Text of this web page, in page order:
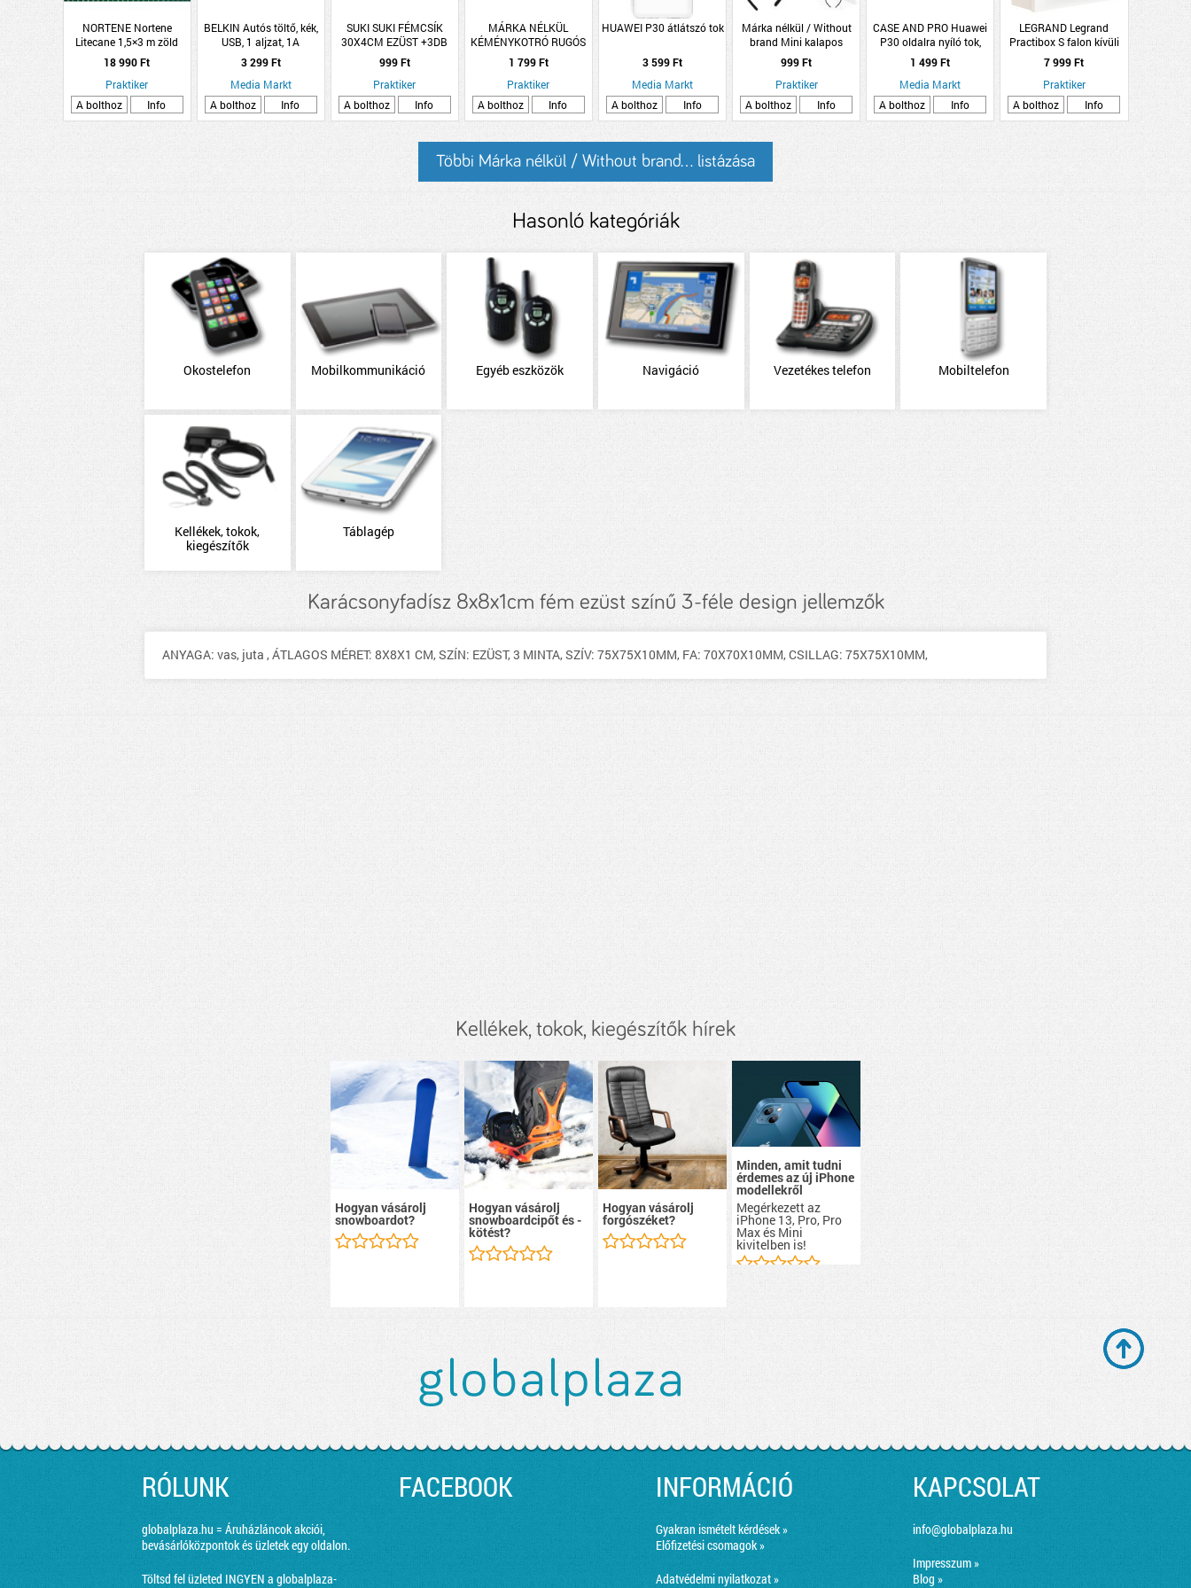
NORTENE Nortene
Litecane 1,5×3 m zöld
színű ovális műanyag
nád
18 990 Ft
Praktiker
A bolthoz
Info
BELKIN Autós töltő, kék,
USB, 1 aljzat, 1A
3 299 Ft
Media Markt
A bolthoz
Info
SUKI SUKI FÉMCSÍK
30X4CM EZÜST +3DB
ELTÁVOLÍTHATÓ CSÍK
MEGASTRIP
999 Ft
Praktiker
A bolthoz
Info
MÁRKA NÉLKÜL
KÉMÉNYKOTRÓ RUGÓS
FEJ 140MM MENETES
1 799 Ft
Praktiker
A bolthoz
Info
HUAWEI P30 átlátszó tok
3 599 Ft
Media Markt
A bolthoz
Info
Márka nélkül / Without
brand Mini kalapos
fejpánt 24x13,5x13,5 cm
3-féle design
999 Ft
Praktiker
A bolthoz
Info
CASE AND PRO Huawei
P30 oldalra nyíló tok,
Fekete (BOOKTYPE-HUA-
P30-BK)
1 499 Ft
Media Markt
A bolthoz
Info
LEGRAND Legrand
Practibox S falon kívüli
kiselosztó 1 sor 8 modul
füstszínű ajtóval
7 999 Ft
Praktiker
A bolthoz
Info
Többi Márka nélkül / Without brand... listázása
Hasonló kategóriák
Okostelefon Mobilkommunikáció Egyéb eszközök Navigáció Vezetékes telefon Mobiltelefon
Kellékek, tokok,
kiegészítők
Táblagép
Karácsonyfadísz 8x8x1cm fém ezüst színű 3-féle design jellemzők
ANYAGA: vas, juta , ÁTLAGOS MÉRET: 8X8X1 CM, SZÍN: EZÜST, 3 MINTA, SZÍV: 75X75X10MM, FA: 70X70X10MM, CSILLAG: 75X75X10MM,
Kellékek, tokok, kiegészítők hírek
Hogyan vásárolj
snowboardot?
Hogyan vásárolj
snowboardcipőt és -
kötést?
Hogyan vásárolj
forgószéket?
Minden, amit tudni
érdemes az új iPhone
modellekről
Megérkezett az
iPhone 13, Pro, Pro
Max és Mini
kivitelben is!
RÓLUNK
globalplaza.hu = Áruházláncok akciói,
bevásárlóközpontok és üzletek egy oldalon.
Töltsd fel üzleted INGYEN a globalplaza-
FACEBOOK INFORMÁCIÓ
Gyakran ismételt kérdések »
Előfizetési csomagok »
Adatvédelmi nyilatkozat »
KAPCSOLAT
info@globalplaza.hu
Impresszum »
Blog »